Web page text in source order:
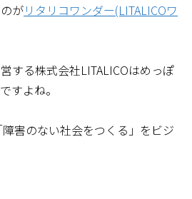
がリタリコワンダー(LITALICOワ
する株式会社LITALICOはめっぽ
すよね。
害のない社会をつくる」をビジ